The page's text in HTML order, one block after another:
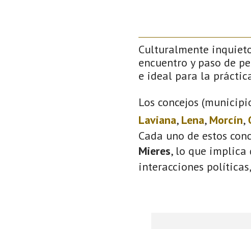
Culturalmente
encuentro y paso de
e ideal para la
Los concejos
Laviana, Lena, Morcín,
Cada uno de estos
Mieres, lo que implica
interacciones